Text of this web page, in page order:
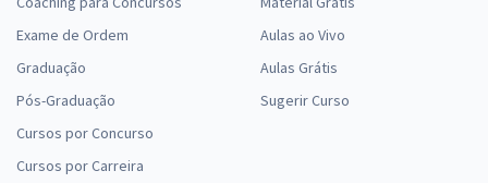
Exame de Ordem
Graduação
Pós-Graduação
Cursos por Concurso
Cursos por Carreira
Aulas ao Vivo
Aulas Grátis
Sugerir Curso